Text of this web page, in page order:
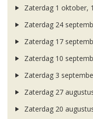
Zaterdag 1 oktober,
Zaterdag 24
Zaterdag 17
Zaterdag 10
Zaterdag 3
Zaterdag 27
Zaterdag 20